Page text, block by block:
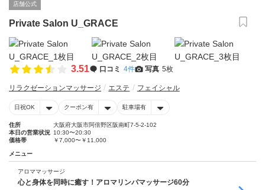
店舗公式
Private Salon U_GRACE
3.51 口コミ 4件 写真 5枚
リラクゼーションマッサージ エステ フェイシャル
日祝OK クーポン有 駐車場有
住所
大阪府大阪市阿倍野区阪南町7-5-2-102
本日の営業状況 10:30〜20:30
価格帯
￥7,000〜￥11,000
メニュー
アロママッサージ
心と身体を同時に癒す！アロマリンパマッサージ60分